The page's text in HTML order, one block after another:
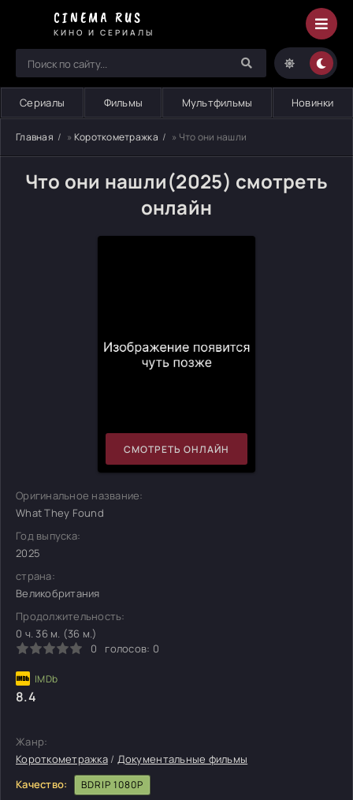
CINEMA RUS
КИНО И СЕРИАЛЫ
Сериалы Фильмы Мультфильмы Новинки
Главная » Короткометражка » Что они нашли
Что они нашли(2025) смотреть
онлайн
СМОТРЕТЬ ОНЛАЙН
Оригинальное название:
What They Found
Год выпуска:
2025
страна:
Великобритания
Продолжительность:
0 ч. 36 м. (36 м.)
0
голосов: 0
8.4
Жанр:
Короткометражка/ Документальные фильмы
Качество:
BDRIP 1080P